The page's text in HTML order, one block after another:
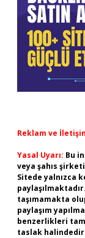
Reklam ve
Yasal Uyarı: Bu
veya şahıs
Sitede yalnızca
taşımamakta
paylaşım
benzerlikleri
taslak